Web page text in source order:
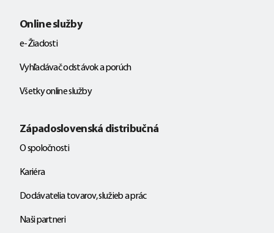
Online služby
e-Žiadosti
Vyhľadávač odstávok a porúch
Všetky online služby
Západoslovenská distribučná
O spoločnosti
Kariéra
Dodávatelia tovarov, služieb a prác
Naši partneri